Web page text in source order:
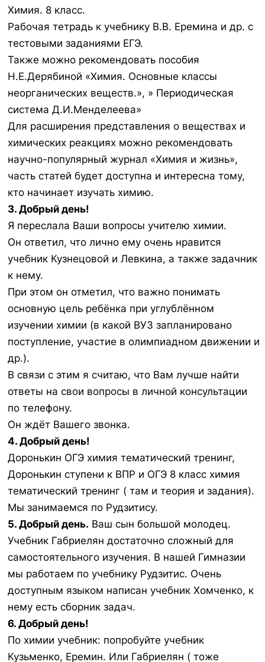
Химия. 8 класс.
Рабочая тетрадь к учебнику В.В. Еремина и др. с
тестовыми заданиями ЕГЭ.
Также можно рекомендовать пособия
Н.Е.Дерябиной «Химия. Основные классы
неорганических веществ.», » Периодическая
система Д.И.Менделеева»
Для расширения представления о веществах и
химических реакциях можно рекомендовать
научно-популярный журнал «Химия и жизнь»,
часть статей будет доступна и интересна тому,
кто начинает изучать химию.
3. Добрый день!
Я переслала Ваши вопросы учителю химии.
Он ответил, что лично ему очень нравится
учебник Кузнецовой и Левкина, а также задачник
к нему.
При этом он отметил, что важно понимать
основную цель ребёнка при углублённом
изучении химии (в какой ВУЗ запланировано
поступление, участие в олимпиадном движении и
др.).
В связи с этим я считаю, что Вам лучше найти
ответы на свои вопросы в личной консультации
по телефону.
Он ждёт Вашего звонка.
4. Добрый день!
Доронькин ОГЭ химия тематический тренинг,
Доронькин ступени к ВПР и ОГЭ 8 класс химия
тематический тренинг ( там и теория и задания).
Мы занимаемся по Рудзитису.
5. Добрый день. Ваш сын большой молодец.
Учебник Габриелян достаточно сложный для
самостоятельного изучения. В нашей Гимназии
мы работаем по учебнику Рудзитис. Очень
доступным языком написан учебник Хомченко, к
нему есть сборник задач.
6. Добрый день!
По химии учебник: попробуйте учебник
Кузьменко, Еремин. Или Габриелян ( тоже